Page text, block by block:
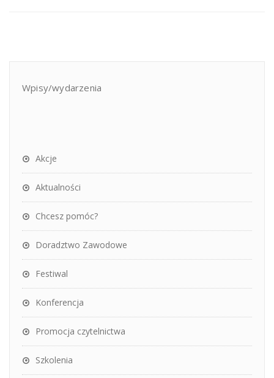
Wpisy/wydarzenia
Akcje
Aktualności
Chcesz pomóc?
Doradztwo Zawodowe
Festiwal
Konferencja
Promocja czytelnictwa
Szkolenia